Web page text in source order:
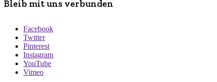
Bleib mit uns verbunden
Facebook
Twitter
Pinterest
Instagram
YouTube
Vimeo